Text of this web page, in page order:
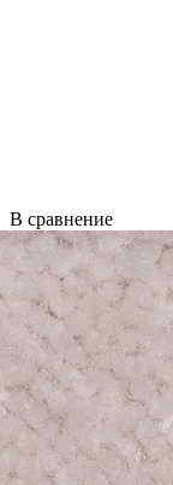
В сравнение